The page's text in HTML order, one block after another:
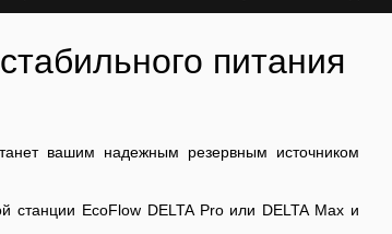
питания
вашим надежным резервным источником
станции EcoFlow DELTA Pro или DELTA Max и